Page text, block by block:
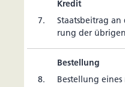
Kredit
7.
Staats­bei­trag
rung der
Bestellung
8.
Bes­tel­lung